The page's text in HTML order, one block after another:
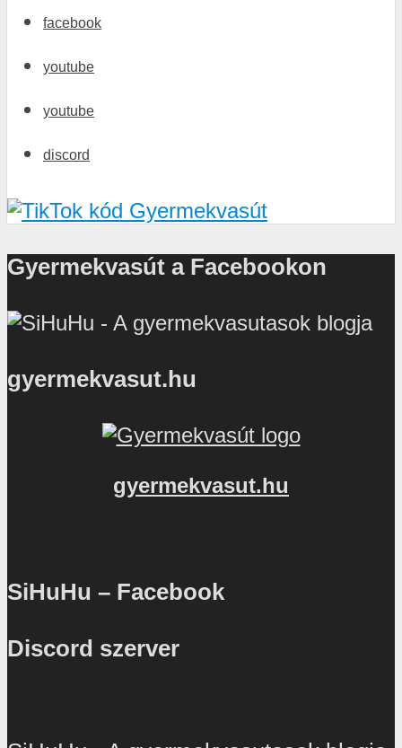
facebook
youtube
youtube
discord
Gyermekvasút a Facebookon
gyermekvasut.hu
gyermekvasut.hu
SiHuHu – Facebook
Discord szerver